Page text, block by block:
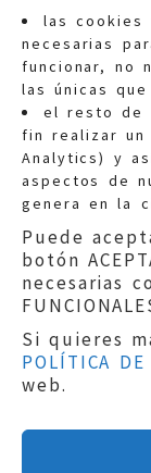
las cookies
necesarias
funcionar, no
las únicas
el resto de
fin realizar un
Analytics) y
aspectos de
genera en la
Puede
botón
necesarias
Si quieres
POLÍTICA DE
web.Aviso